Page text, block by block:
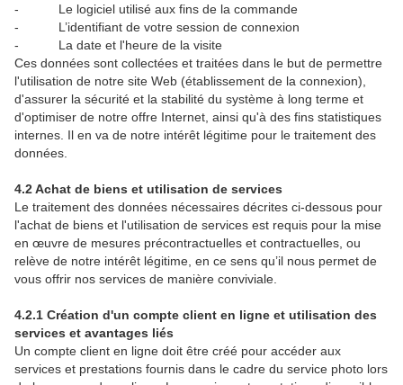
-
Le logiciel utilisé aux fins de la commande
-
L’identifiant de votre session de connexion
-
La date et l'heure de la visite
Ces données sont collectées et traitées dans le but de permettre
l'utilisation de notre site Web (établissement de la connexion),
d'assurer la sécurité et la stabilité du système à long terme et
d'optimiser de notre offre Internet, ainsi qu'à des fins statistiques
internes. Il en va de notre intérêt légitime pour le traitement des
données.
4.2 Achat de biens et utilisation de services
Le traitement des données nécessaires décrites ci-dessous pour
l'achat de biens et l'utilisation de services est requis pour la mise
en œuvre de mesures précontractuelles et contractuelles, ou
relève de notre intérêt légitime, en ce sens qu’il nous permet de
vous offrir nos services de manière conviviale.
4.2.1 Création d'un compte client en ligne et utilisation des
services et avantages liés
Un compte client en ligne doit être créé pour accéder aux
services et prestations fournis dans le cadre du service photo lors